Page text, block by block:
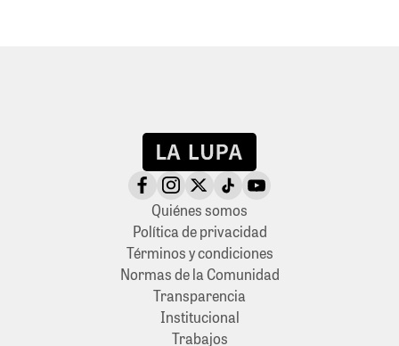
Quiénes somos
Política de privacidad
Términos y condiciones
Normas de la Comunidad
Transparencia
Institucional
Trabajos